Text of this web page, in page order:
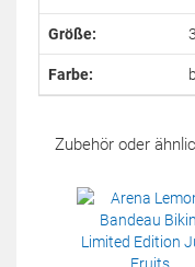
Größe:
Farbe:
Zubehör oder